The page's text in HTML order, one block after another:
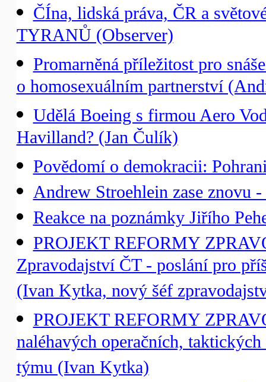
ČÍna, lidská práva, ČR a
TYRANŮ (Observer)
Promarněná příležitost pro
o homosexuálním partnerství
Udělá Boeing s firmou Aero
Havilland? (Jan Čulík)
Povědomí o demokracii:
Andrew Stroehlein zase znovu
Reakce na poznámky Jiřího
PROJEKT REFORMY
Zpravodajství ČT - poslání pro
(Ivan Kytka, nový šéf
PROJEKT REFORMY
naléhavých operačních,
týmu (Ivan Kytka)